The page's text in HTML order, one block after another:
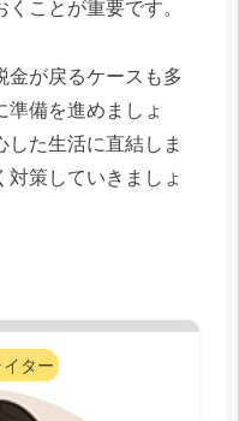
ことが重要です。
金が戻るケースも多
準備を進めましょ
した生活に直結しま
策していきましょ
ター